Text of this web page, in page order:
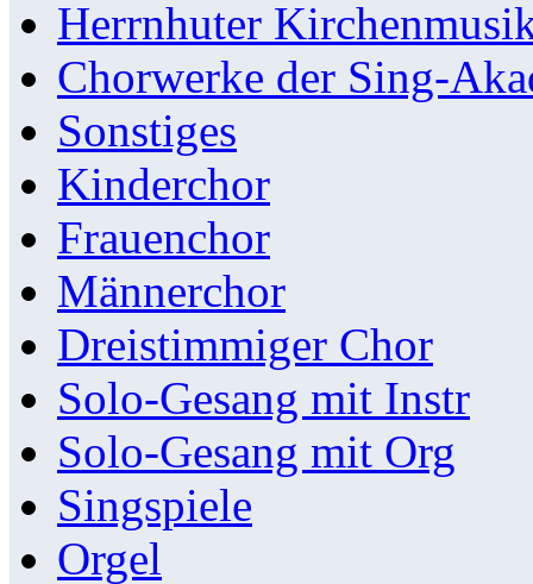
Herrnhuter
Chorwerke der Sing-
Sonstiges
Kinderchor
Frauenchor
Männerchor
Dreistimmiger Chor
Solo-Gesang mit Instr
Solo-Gesang mit Org
Singspiele
Orgel